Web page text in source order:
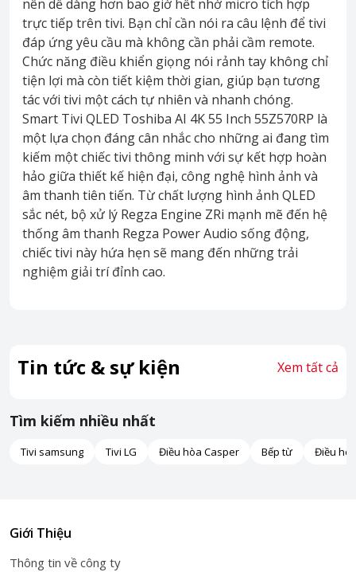
nên dễ dàng hơn bao giờ hết nhờ micro tích hợp
trực tiếp trên tivi. Bạn chỉ cần nói ra câu lệnh để tivi
đáp ứng yêu cầu mà không cần phải cầm remote.
Chức năng điều khiển giọng nói rảnh tay không chỉ
tiện lợi mà còn tiết kiệm thời gian, giúp bạn tương
tác với tivi một cách tự nhiên và nhanh chóng.
Smart Tivi QLED Toshiba AI 4K 55 Inch 55Z570RP là
một lựa chọn đáng cân nhắc cho những ai đang tìm
kiếm một chiếc tivi thông minh với sự kết hợp hoàn
hảo giữa thiết kế hiện đại, công nghệ hình ảnh và
âm thanh tiên tiến. Từ chất lượng hình ảnh QLED
sắc nét, bộ xử lý Regza Engine ZRi mạnh mẽ đến hệ
thống âm thanh Regza Power Audio sống động,
chiếc tivi này hứa hẹn sẽ mang đến những trải
nghiệm giải trí đỉnh cao.
Tin tức & sự kiện Xem tất cả
Tìm kiếm nhiều nhất
Tivi samsung Tivi LG Điều hòa Casper Bếp từ Điều
Giới Thiệu
Thông tin về công ty